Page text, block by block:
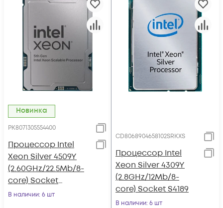
Новинка
PK8071305554400
Процессор Intel
Xeon Silver 4509Y
(2.60GHz/22.5Mb/8-
core) Socket
LGA4677
В наличии: 6 шт
CD8068904658102SRKXS
Процессор Intel
Xeon Silver 4309Y
(2.8GHz/12Mb/8-
core) Socket S4189
В наличии: 6 шт